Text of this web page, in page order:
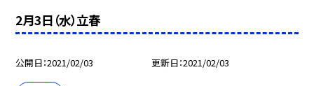
2月3日（水）立春
公開日 2021/02/03 更新日 2021/02/03